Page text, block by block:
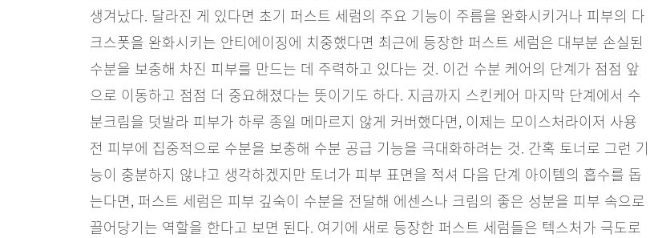
생겨났다. 달라진 게 있다면 초기 퍼스트 세럼의 주요 기능이 주름을 완화시키거나 피부의 다
크스폿을 완화시키는 안티에이징에 치중했다면 최근에 등장한 퍼스트 세럼은 대부분 손실된
수분을 보충해 차진 피부를 만드는 데 주력하고 있다는 것. 이건 수분 케어의 단계가 점점 앞
으로 이동하고 점점 더 중요해졌다는 뜻이기도 하다. 지금까지 스킨케어 마지막 단계에서 수
분크림을 덧발라 피부가 하루 종일 메마르지 않게 커버했다면, 이제는 모이스처라이저 사용
전 피부에 집중적으로 수분을 보충해 수분 공급 기능을 극대화하려는 것. 간혹 토너로 그런 기
능이 충분하지 않냐고 생각하겠지만 토너가 피부 표면을 적셔 다음 단계 아이템의 흡수를 돕
는다면, 퍼스트 세럼은 피부 깊숙이 수분을 전달해 에센스나 크림의 좋은 성분을 피부 속으로
끌어당기는 역할을 한다고 보면 된다. 여기에 새로 등장한 퍼스트 세럼들은 텍스처가 극도로